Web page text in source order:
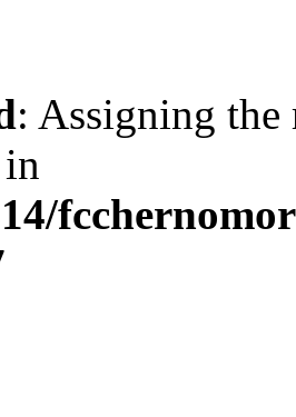
: Assigning the